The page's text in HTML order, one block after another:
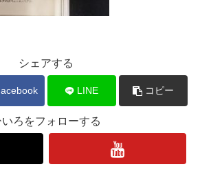
シェアする
LINE コピー
いろをフォローする